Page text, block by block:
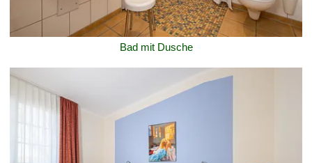
Bad mit Dusche